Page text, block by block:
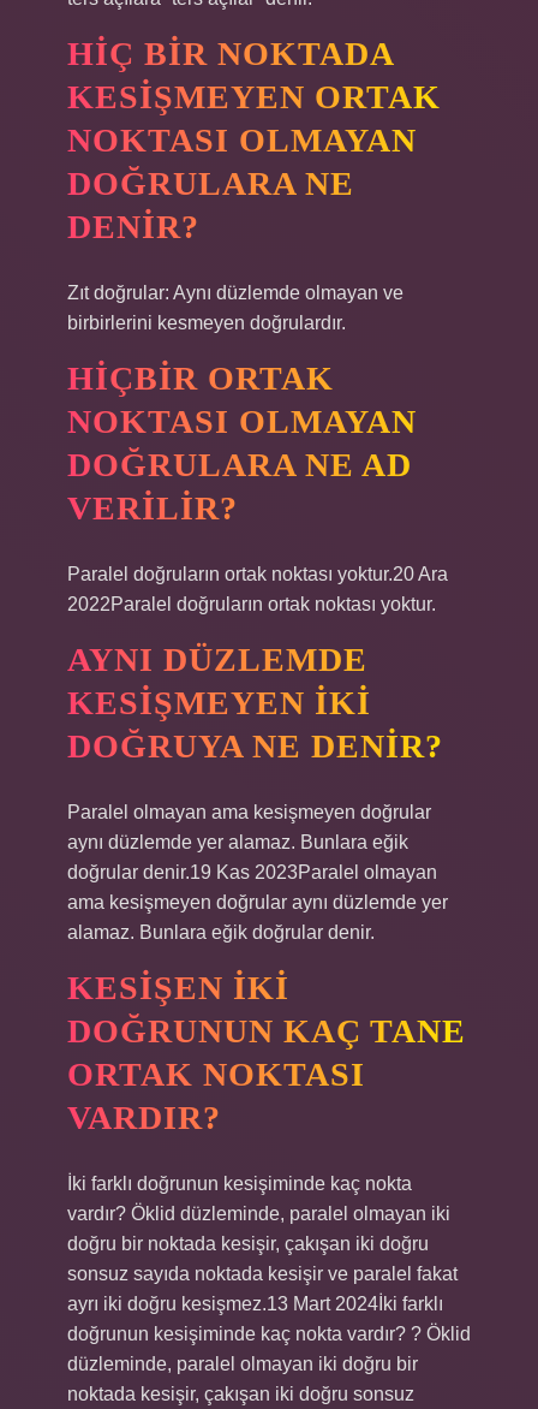
HIÇ BIR NOKTADA
KESIŞMEYEN ORTAK
NOKTASI OLMAYAN
DOĞRULARA NE
DENIR?
Zıt doğrular: Aynı düzlemde olmayan ve
birbirlerini kesmeyen doğrulardır.
HIÇBIR ORTAK
NOKTASI OLMAYAN
DOĞRULARA NE AD
VERILIR?
Paralel doğruların ortak noktası yoktur.20 Ara
2022Paralel doğruların ortak noktası yoktur.
AYNI DÜZLEMDE
KESIŞMEYEN IKI
DOĞRUYA NE DENIR?
Paralel olmayan ama kesişmeyen doğrular
aynı düzlemde yer alamaz. Bunlara eğik
doğrular denir.19 Kas 2023Paralel olmayan
ama kesişmeyen doğrular aynı düzlemde yer
alamaz. Bunlara eğik doğrular denir.
KESIŞEN IKI
DOĞRUNUN KAÇ TANE
ORTAK NOKTASI
VARDIR?
İki farklı doğrunun kesişiminde kaç nokta
vardır? Öklid düzleminde, paralel olmayan iki
doğru bir noktada kesişir, çakışan iki doğru
sonsuz sayıda noktada kesişir ve paralel fakat
ayrı iki doğru kesişmez.13 Mart 2024İki farklı
doğrunun kesişiminde kaç nokta vardır? ? Öklid
düzleminde, paralel olmayan iki doğru bir
noktada kesişir, çakışan iki doğru sonsuz